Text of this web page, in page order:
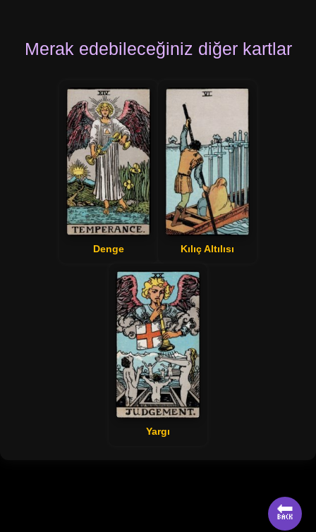
🔙
Merak edebileceğiniz diğer kartlar
Denge Kılıç Altılısı
Yargı